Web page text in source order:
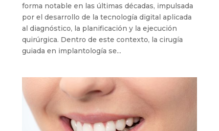
forma notable en las últimas décadas, impulsada
por el desarrollo de la tecnología digital aplicada
al diagnóstico, la planificación y la ejecución
quirúrgica. Dentro de este contexto, la cirugía
guiada en implantología se...